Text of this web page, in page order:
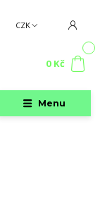
Menu
CZK
0 Kč